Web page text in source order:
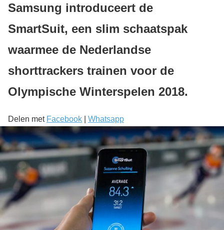
Samsung introduceert de
SmartSuit, een slim schaatspak
waarmee de Nederlandse
shorttrackers trainen voor de
Olympische Winterspelen 2018.
Delen met Facebook Whatsapp